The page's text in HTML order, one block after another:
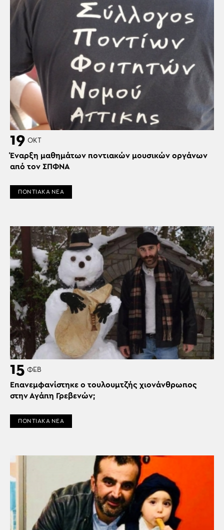
19 ΟΚΤ
Έναρξη μαθημάτων ποντιακών μουσικών οργάνων
από τον ΣΠΦΝΑ
ΠΟΝΤΙΑΚΑ ΝΕΑ
15 ΦΕΒ
Επανεμφανίστηκε ο τουλουμτζής χιονάνθρωπος
στην Αγάπη Γρεβενών;
ΠΟΝΤΙΑΚΑ ΝΕΑ